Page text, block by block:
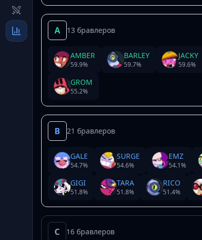
A 13 бравлеров
AMBER
59.9%
BARLEY
59.7%
JACKY
59.6%
GROM
55.2%
B 21 бравлеров
GALE
54.7%
SURGE
54.6%
EMZ
54.1%
GIGI
51.8%
TARA
51.8%
RICO
51.4%
C 16 бравлеров